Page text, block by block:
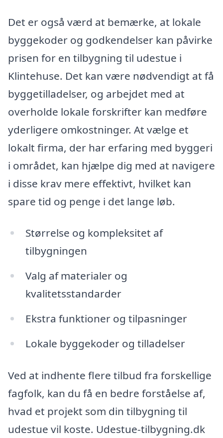
Det er også værd at bemærke, at lokale
byggekoder og godkendelser kan påvirke
prisen for en tilbygning til udestue i
Klintehuse. Det kan være nødvendigt at få
byggetilladelser, og arbejdet med at
overholde lokale forskrifter kan medføre
yderligere omkostninger. At vælge et
lokalt firma, der har erfaring med byggeri
i området, kan hjælpe dig med at navigere
i disse krav mere effektivt, hvilket kan
spare tid og penge i det lange løb.
Størrelse og kompleksitet af
tilbygningen
Valg af materialer og
kvalitetsstandarder
Ekstra funktioner og tilpasninger
Lokale byggekoder og tilladelser
Ved at indhente flere tilbud fra forskellige
fagfolk, kan du få en bedre forståelse af,
hvad et projekt som din tilbygning til
udestue vil koste. Udestue-tilbygning.dk